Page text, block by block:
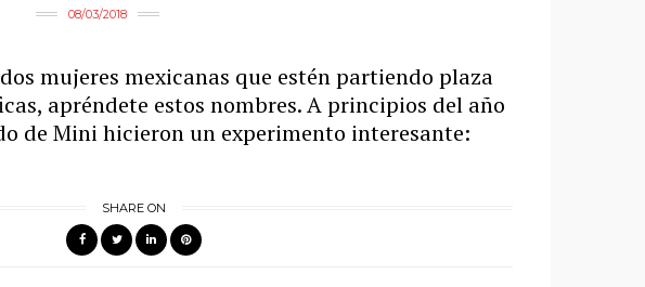
08/03/2018
mujeres mexicanas que estén partiendo plaza
apréndete estos nombres. A principios del año
de Mini hicieron un experimento interesante:
SHARE ON